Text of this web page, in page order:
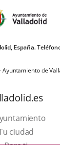
España.
Ayuntamiento de
ciudad